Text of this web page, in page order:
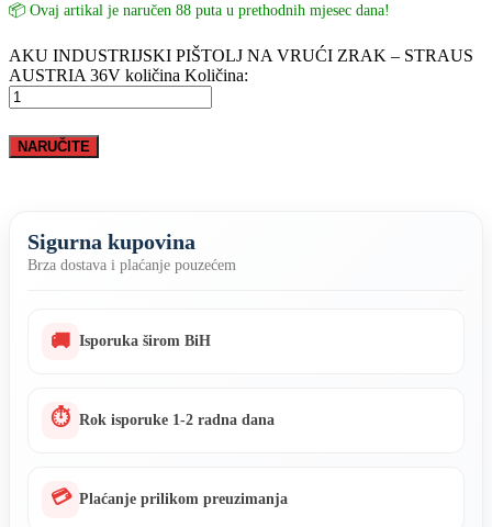
📦 Ovaj artikal je naručen 88 puta u prethodnih mjesec dana!
AKU INDUSTRIJSKI PIŠTOLJ NA VRUĆI ZRAK – STRAUS
AUSTRIA 36V količina Količina:
NARUČITE
Sigurna kupovina
Brza dostava i plaćanje pouzećem
🚚 Isporuka širom BiH
⏱ Rok isporuke 1-2 radna dana
💳 Plaćanje prilikom preuzimanja